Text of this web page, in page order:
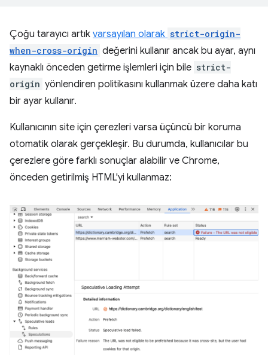
Çoğu tarayıcı artık varsayılan olarak strict-origin-
when-cross-origin değerini kullanır ancak bu ayar, aynı
kaynaklı önceden getirme işlemleri için bile strict-
origin yönlendiren politikasını kullanmak üzere daha katı
bir ayar kullanır.
Kullanıcının site için çerezleri varsa üçüncü bir koruma
otomatik olarak gerçekleşir. Bu durumda, kullanıcılar bu
çerezlere göre farklı sonuçlar alabilir ve Chrome,
önceden getirilmiş HTML'yi kullanmaz: